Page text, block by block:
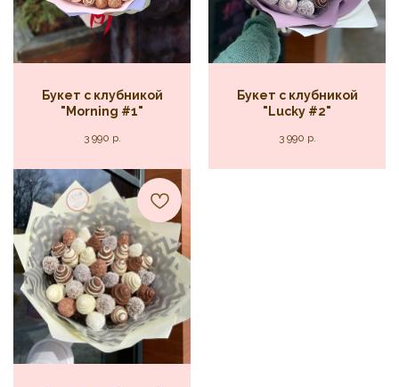
Букет c клубникой
"Morning #1"
3 990 р.
Букет c клубникой
"Lucky #2"
3 990 р.